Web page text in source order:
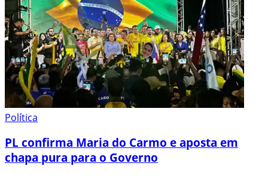
Política
PL confirma Maria do Carmo e aposta em
chapa pura para o Governo